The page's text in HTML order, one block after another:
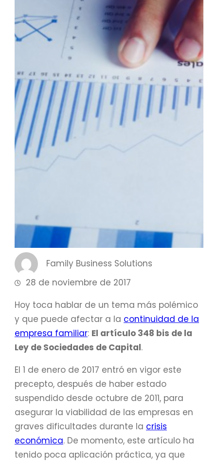
Family Business Solutions
28 de noviembre de 2017
Hoy toca hablar de un tema más polémico
y que puede afectar a la continuidad de la
empresa familiar: El artículo 348 bis de la
Ley de Sociedades de Capital.
El 1 de enero de 2017 entró en vigor este
precepto, después de haber estado
suspendido desde octubre de 2011, para
asegurar la viabilidad de las empresas en
graves dificultades durante la crisis
económica. De momento, este artículo ha
tenido poca aplicación práctica, ya que